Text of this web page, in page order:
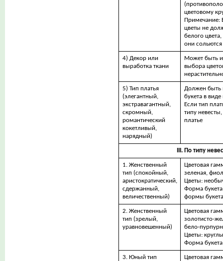
цветовому
Примечание:
цветы не
белого
они
4) Декор или
выработка ткани
Может быть
выбора
5) Тип платья
(элегантный,
экстравагантный,
скромный,
романтический
кокетливый,
нарядный)
Должен быть
букета в
Если тип
типу
платье
III. По типу
1. Женственный
тип (спокойный,
аристократический,
сдержанный,
величественный)
Цветовая
зеленая,
Цветы:
Форма
формы букета
2. Женственный
тип (зрелый,
уравновешенный)
Цветовая
золотисто-
бело-
Цветы:
Форма
3. Юный тип
Цветовая